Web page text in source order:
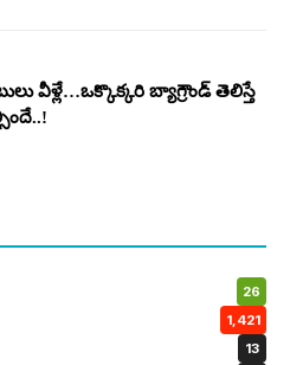
వీళ్లే…ఒక్కొక్కరి బ్యాగ్రౌండ్ తెలిస్తే
26
1,421
13